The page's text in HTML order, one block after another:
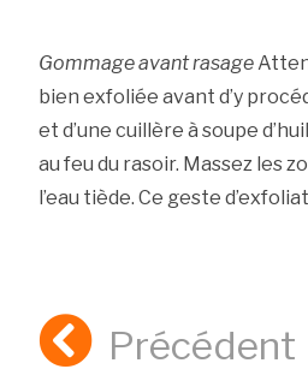
Gommage avant rasage
bien exfoliée avant d’y
et d’une cuillère à soupe
au feu du rasoir. Massez les
l’eau tiède. Ce geste
Précédent